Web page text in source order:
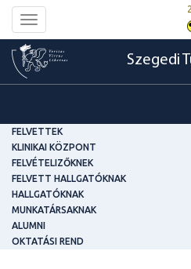
Toggle
navigation
Szegedi
FELVETTEK
KLINIKAI KÖZPONT
FELVÉTELIZŐKNEK
FELVETT HALLGATÓKNAK
HALLGATÓKNAK
MUNKATÁRSAKNAK
ALUMNI
OKTATÁSI REND